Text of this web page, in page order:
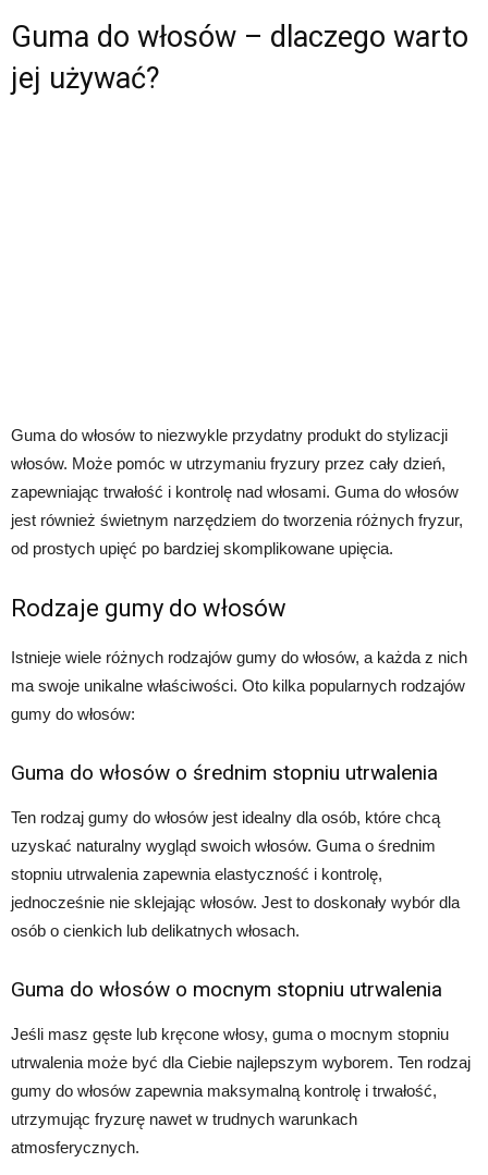
Guma do włosów – dlaczego warto
jej używać?
Guma do włosów to niezwykle przydatny produkt do stylizacji
włosów. Może pomóc w utrzymaniu fryzury przez cały dzień,
zapewniając trwałość i kontrolę nad włosami. Guma do włosów
jest również świetnym narzędziem do tworzenia różnych fryzur,
od prostych upięć po bardziej skomplikowane upięcia.
Rodzaje gumy do włosów
Istnieje wiele różnych rodzajów gumy do włosów, a każda z nich
ma swoje unikalne właściwości. Oto kilka popularnych rodzajów
gumy do włosów:
Guma do włosów o średnim stopniu utrwalenia
Ten rodzaj gumy do włosów jest idealny dla osób, które chcą
uzyskać naturalny wygląd swoich włosów. Guma o średnim
stopniu utrwalenia zapewnia elastyczność i kontrolę,
jednocześnie nie sklejając włosów. Jest to doskonały wybór dla
osób o cienkich lub delikatnych włosach.
Guma do włosów o mocnym stopniu utrwalenia
Jeśli masz gęste lub kręcone włosy, guma o mocnym stopniu
utrwalenia może być dla Ciebie najlepszym wyborem. Ten rodzaj
gumy do włosów zapewnia maksymalną kontrolę i trwałość,
utrzymując fryzurę nawet w trudnych warunkach
atmosferycznych.